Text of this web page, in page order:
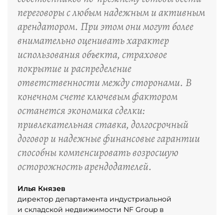
переговоры с любым надежным и активным
арендатором. При этом они могут более
внимательно оценивать характер
использования объекта, страховое
покрытие и распределение
ответственности между сторонами. В
конечном счете ключевым фактором
останется экономика сделки:
привлекательная ставка, долгосрочный
договор и надежные финансовые гарантии
способны компенсировать возросшую
осторожность арендодателей.
Илья Князев
директор департамента индустриальной
и складской недвижимости NF Group в